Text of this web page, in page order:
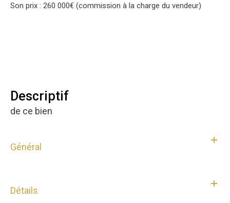
Son prix : 260 000€ (commission à la charge du vendeur)
descriptif
de ce bien
Général
Détails